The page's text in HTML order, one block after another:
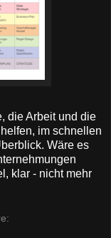
die Arbeit und die
im schnellen
Wäre es
klar - nicht mehr